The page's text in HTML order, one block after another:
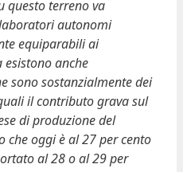
questo terreno va
autonomi
equiparabili ai
anche
sono sostanzialmente dei
il contributo grava sul
di produzione del
che oggi è al 27 per cento
al 28 o al 29 per